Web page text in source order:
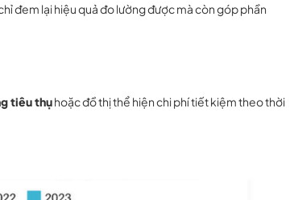
đem lại hiệu quả đo lường được mà còn góp phần
tiêu thụhoặc đồ thị thể hiện chi phí tiết kiệm theo thời